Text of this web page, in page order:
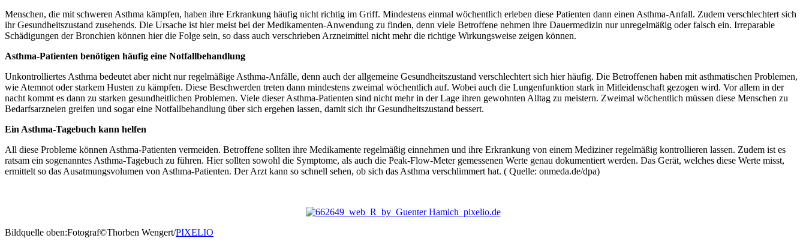
Menschen, die mit schweren Asthma kämpfen, haben ihre Erkrankung häufig nicht richtig im Griff. Mindestens einmal wöchentlich erleben diese Patienten dann einen Asthma-Anfall. Zudem verschlechtert sich
ihr Gesundheitszustand zusehends. Die Ursache ist hier meist bei der Medikamenten-Anwendung zu finden, denn viele Betroffene nehmen ihre Dauermedizin nur unregelmäßig oder falsch ein. Irreparable
Schädigungen der Bronchien können hier die Folge sein, so dass auch verschrieben Arzneimittel nicht mehr die richtige Wirkungsweise zeigen können.
Asthma-Patienten benötigen häufig eine Notfallbehandlung
Unkontrolliertes Asthma bedeutet aber nicht nur regelmäßige Asthma-Anfälle, denn auch der allgemeine Gesundheitszustand verschlechtert sich hier häufig. Die Betroffenen haben mit asthmatischen Problemen,
wie Atemnot oder starkem Husten zu kämpfen. Diese Beschwerden treten dann mindestens zweimal wöchentlich auf. Wobei auch die Lungenfunktion stark in Mitleidenschaft gezogen wird. Vor allem in der
nacht kommt es dann zu starken gesundheitlichen Problemen. Viele dieser Asthma-Patienten sind nicht mehr in der Lage ihren gewohnten Alltag zu meistern. Zweimal wöchentlich müssen diese Menschen zu
Bedarfsarzneien greifen und sogar eine Notfallbehandlung über sich ergehen lassen, damit sich ihr Gesundheitszustand bessert.
Ein Asthma-Tagebuch kann helfen
All diese Probleme können Asthma-Patienten vermeiden. Betroffene sollten ihre Medikamente regelmäßig einnehmen und ihre Erkrankung von einem Mediziner regelmäßig kontrollieren lassen. Zudem ist es
ratsam ein sogenanntes Asthma-Tagebuch zu führen. Hier sollten sowohl die Symptome, als auch die Peak-Flow-Meter gemessenen Werte genau dokumentiert werden. Das Gerät, welches diese Werte misst,
ermittelt so das Ausatmungsvolumen von Asthma-Patienten. Der Arzt kann so schnell sehen, ob sich das Asthma verschlimmert hat. ( Quelle: onmeda.de/dpa)
Bildquelle oben:Fotograf©Thorben Wengert/PIXELIO